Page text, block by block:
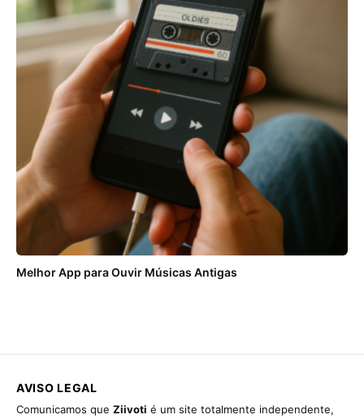
Melhor App para Ouvir Músicas Antigas
AVISO LEGAL
Comunicamos que Ziivoti é um site totalmente independente,